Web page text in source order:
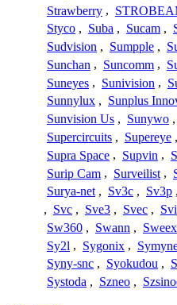
Strawberry ,
Styco , Suba , Sucam ,
Sudvision , Sumpple ,
Sunchan , Suncomm ,
Suneyes , Sunivision ,
Sunnylux , Sunplus
Sunvision Us , Sunywo ,
Supercircuits , Supereye ,
Supra Space , Supvin ,
Surip Cam , Surveilist ,
Surya-net , Sv3c , Sv3p ,
, Svc , Sve3 , Svec , Svi
Sw360 , Swann , Sweex
Sy2l , Sygonix ,
Syny-snc , Syokudou ,
Systoda , Szneo ,